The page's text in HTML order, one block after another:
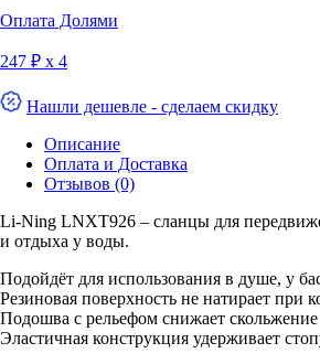
Оплата Долями
247 ₽ х 4
Нашли дешевле - сделаем скидку
Описание
Оплата и Доставка
Отзывов (0)
Li-Ning LNXT926 – сланцы для
и отдыха у воды.
Подойдёт для использования в душе, у
Резиновая поверхность не натирает при
Подошва с рельефом снижает
Эластичная конструкция удерживает